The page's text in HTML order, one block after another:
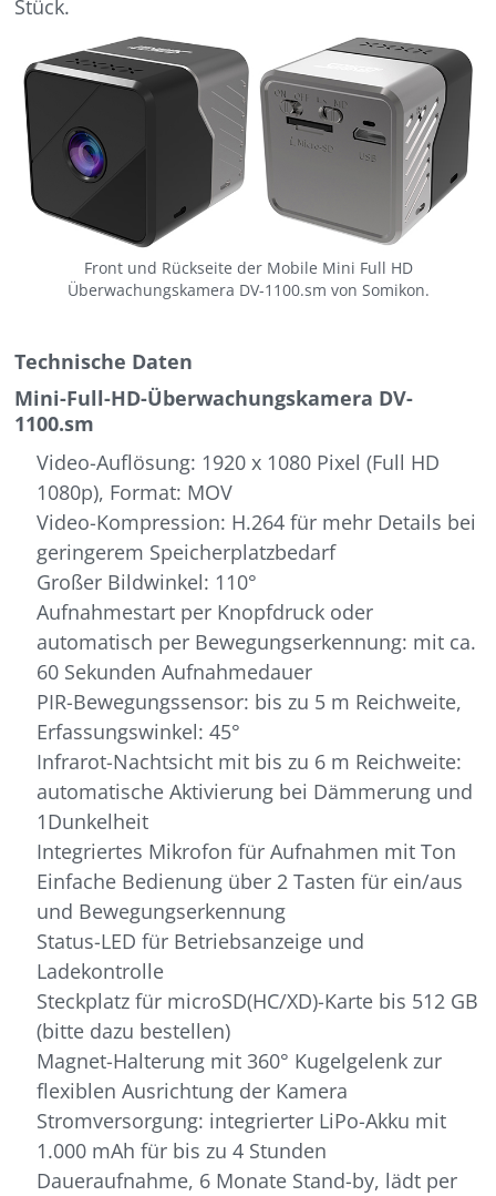
Stück.
Front und Rückseite der Mobile Mini Full HD
Überwachungskamera DV-1100.sm von Somikon.
Technische Daten
Mini-Full-HD-Überwachungskamera DV-
1100.sm
Video-Auflösung: 1920 x 1080 Pixel (Full HD
1080p), Format: MOV
Video-Kompression: H.264 für mehr Details bei
geringerem Speicherplatzbedarf
Großer Bildwinkel: 110°
Aufnahmestart per Knopfdruck oder
automatisch per Bewegungserkennung: mit ca.
60 Sekunden Aufnahmedauer
PIR-Bewegungssensor: bis zu 5 m Reichweite,
Erfassungswinkel: 45°
Infrarot-Nachtsicht mit bis zu 6 m Reichweite:
automatische Aktivierung bei Dämmerung und
1Dunkelheit
Integriertes Mikrofon für Aufnahmen mit Ton
Einfache Bedienung über 2 Tasten für ein/aus
und Bewegungserkennung
Status-LED für Betriebsanzeige und
Ladekontrolle
Steckplatz für microSD(HC/XD)-Karte bis 512 GB
(bitte dazu bestellen)
Magnet-Halterung mit 360° Kugelgelenk zur
flexiblen Ausrichtung der Kamera
Stromversorgung: integrierter LiPo-Akku mit
1.000 mAh für bis zu 4 Stunden
Daueraufnahme, 6 Monate Stand-by, lädt per